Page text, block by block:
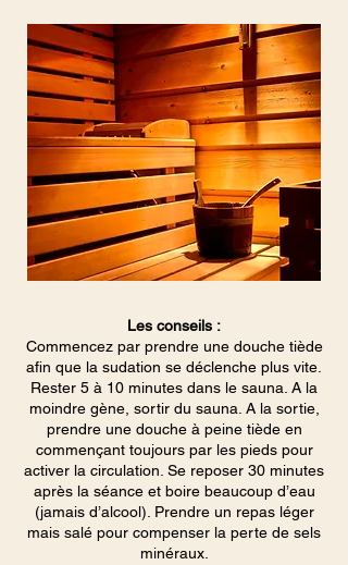
Les conseils :
Commencez par prendre une douche tiède
afin que la sudation se déclenche plus vite.
Rester 5 à 10 minutes dans le sauna. A la
moindre gène, sortir du sauna. A la sortie,
prendre une douche à peine tiède en
commençant toujours par les pieds pour
activer la circulation. Se reposer 30 minutes
après la séance et boire beaucoup d’eau
(jamais d’alcool). Prendre un repas léger
mais salé pour compenser la perte de sels
minéraux.